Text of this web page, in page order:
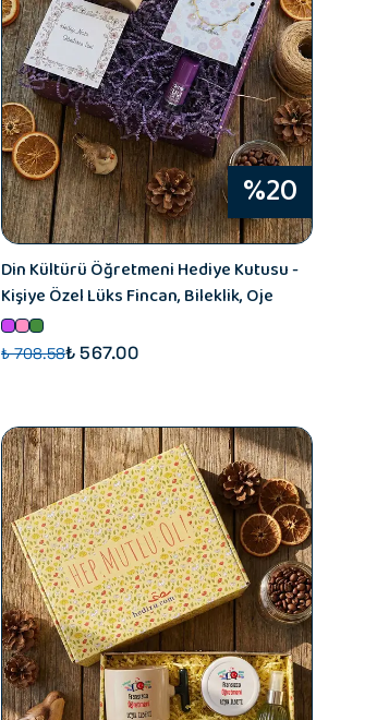
%20
Din Kültürü Öğretmeni Hediye Kutusu -
Kişiye Özel Lüks Fincan, Bileklik, Oje
₺ 708.58₺ 567.00